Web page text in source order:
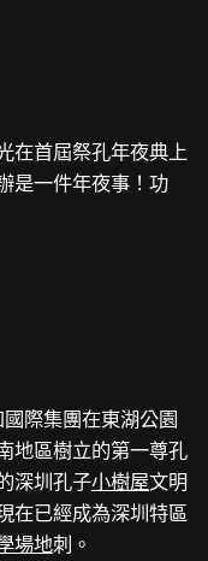
在首屆祭孔年夜典上
是一件年夜事！功
際集團在東湖公園
地區樹立的第一尊孔
深圳孔子小樹屋文明
在已經成為深圳特區
場地刺。